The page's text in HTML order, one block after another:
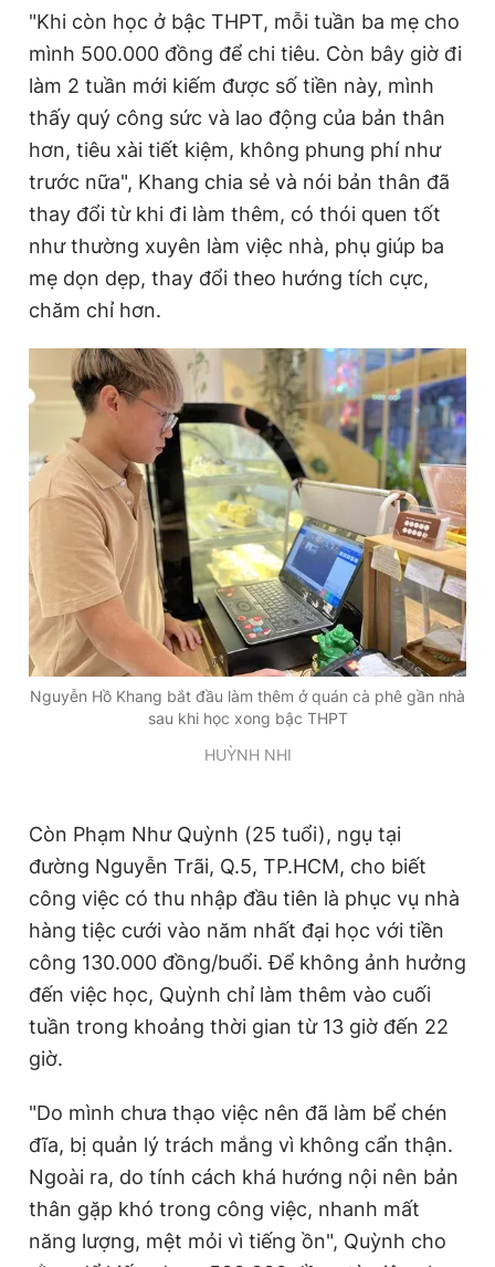
"Khi còn học ở bậc THPT, mỗi tuần ba mẹ cho
mình 500.000 đồng để chi tiêu. Còn bây giờ đi
làm 2 tuần mới kiếm được số tiền này, mình
thấy quý công sức và lao động của bản thân
hơn, tiêu xài tiết kiệm, không phung phí như
trước nữa", Khang chia sẻ và nói bản thân đã
thay đổi từ khi đi làm thêm, có thói quen tốt
như thường xuyên làm việc nhà, phụ giúp ba
mẹ dọn dẹp, thay đổi theo hướng tích cực,
chăm chỉ hơn.
Nguyễn Hồ Khang bắt đầu làm thêm ở quán cà phê gần nhà
sau khi học xong bậc THPT
HUỲNH NHI
Còn Phạm Như Quỳnh (25 tuổi), ngụ tại
đường Nguyễn Trãi, Q.5, TP.HCM, cho biết
công việc có thu nhập đầu tiên là phục vụ nhà
hàng tiệc cưới vào năm nhất đại học với tiền
công 130.000 đồng/buổi. Để không ảnh hưởng
đến việc học, Quỳnh chỉ làm thêm vào cuối
tuần trong khoảng thời gian từ 13 giờ đến 22
giờ.
"Do mình chưa thạo việc nên đã làm bể chén
đĩa, bị quản lý trách mắng vì không cẩn thận.
Ngoài ra, do tính cách khá hướng nội nên bản
thân gặp khó trong công việc, nhanh mất
năng lượng, mệt mỏi vì tiếng ồn", Quỳnh cho